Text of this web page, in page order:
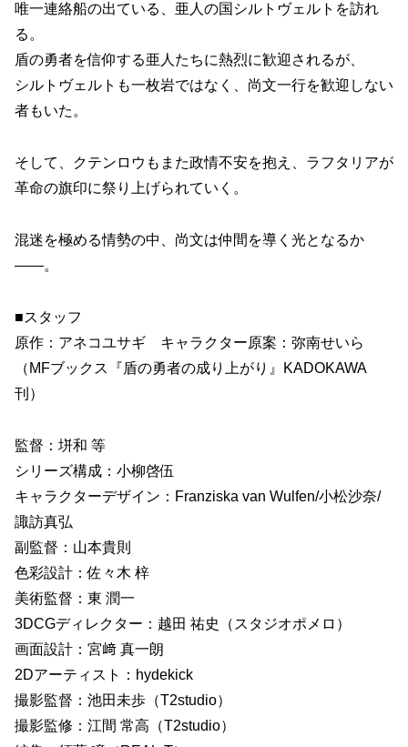
唯一連絡船の出ている、亜人の国シルトヴェルトを訪れ
る。
盾の勇者を信仰する亜人たちに熱烈に歓迎されるが、
シルトヴェルトも一枚岩ではなく、尚文一行を歓迎しない
者もいた。
そして、クテンロウもまた政情不安を抱え、ラフタリアが
革命の旗印に祭り上げられていく。
混迷を極める情勢の中、尚文は仲間を導く光となるか
――。
■スタッフ
原作：アネコユサギ キャラクター原案：弥南せいら
（MFブックス『盾の勇者の成り上がり』KADOKAWA
刊）
監督：垪和 等
シリーズ構成：小柳啓伍
キャラクターデザイン：Franziska van Wulfen/小松沙奈/
諏訪真弘
副監督：山本貴則
色彩設計：佐々木 梓
美術監督：東 潤一
3DCGディレクター：越田 祐史（スタジオポメロ）
画面設計：宮﨑 真一朗
2Dアーティスト：hydekick
撮影監督：池田未歩（T2studio）
撮影監修：江間 常高（T2studio）